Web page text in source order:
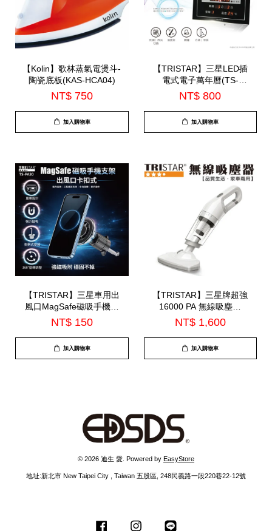
【Kolin】歌林蒸氣電燙斗-
陶瓷底板(KAS-HCA04)
NT$ 750
加入購物車
【TRISTAR】三星LED插
電式電子萬年曆(TS-
A2619)-7月中到貨
NT$ 800
加入購物車
【TRISTAR】三星車用出
風口MagSafe磁吸手機支
架(TS-PA30)
NT$ 150
加入購物車
【TRISTAR】三星牌超強
16000 PA 無線吸塵器
(TS-VC3309)
NT$ 1,600
加入購物車
© 2026 迪生 愛. Powered by EasyStore
地址:新北市 New Taipei City , Taiwan 五股區, 248民義路一段220巷22-12號
Facebook Instagram